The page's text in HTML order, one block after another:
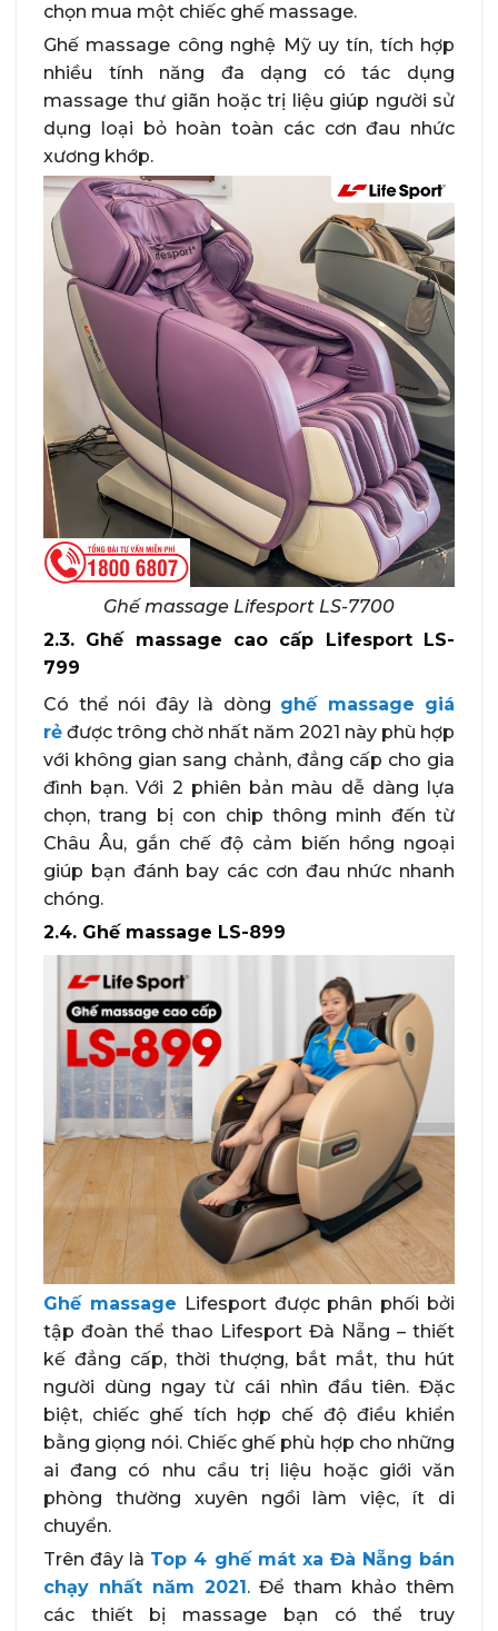
chọn mua một chiếc ghế massage.
Ghế massage công nghệ Mỹ uy tín, tích hợp
nhiều tính năng đa dạng có tác dụng
massage thư giãn hoặc trị liệu giúp người sử
dụng loại bỏ hoàn toàn các cơn đau nhức
xương khớp.
Ghế massage Lifesport LS-7700
2.3. Ghế massage cao cấp Lifesport LS-
799
Có thể nói đây là dòng ghế massage giá
rẻ được trông chờ nhất năm 2021 này phù hợp
với không gian sang chảnh, đẳng cấp cho gia
đình bạn. Với 2 phiên bản màu dễ dàng lựa
chọn, trang bị con chip thông minh đến từ
Châu Âu, gắn chế độ cảm biến hồng ngoại
giúp bạn đánh bay các cơn đau nhức nhanh
chóng.
2.4. Ghế massage LS-899
Ghế massage Lifesport được phân phối bởi
tập đoàn thể thao Lifesport Đà Nẵng – thiết
kế đẳng cấp, thời thượng, bắt mắt, thu hút
người dùng ngay từ cái nhìn đầu tiên. Đặc
biệt, chiếc ghế tích hợp chế độ điều khiển
bằng giọng nói. Chiếc ghế phù hợp cho những
ai đang có nhu cầu trị liệu hoặc giới văn
phòng thường xuyên ngồi làm việc, ít di
chuyển.
Trên đây là Top 4 ghế mát xa Đà Nẵng bán
chạy nhất năm 2021 . Để tham khảo thêm
các thiết bị massage bạn có thể truy